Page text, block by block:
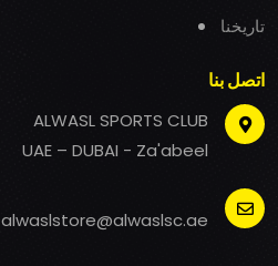
تاريخنا
اتصل بنا
ALWASL SPORTS CLUB
UAE – DUBAI - Za'abeel
alwaslstore@alwaslsc.ae